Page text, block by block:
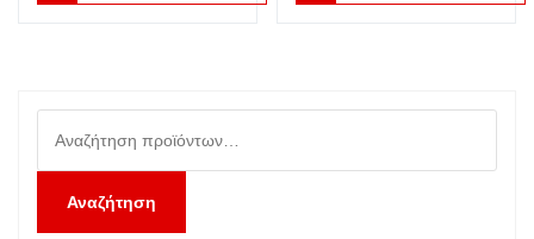
για:
Αναζήτηση